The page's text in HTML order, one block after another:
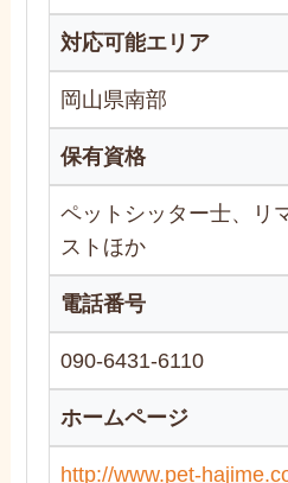
対応可能エリア
岡山県南部
保有資格
ペットシッター士、リ
ストほか
電話番号
090-6431-6110
ホームページ
http://www.pet-